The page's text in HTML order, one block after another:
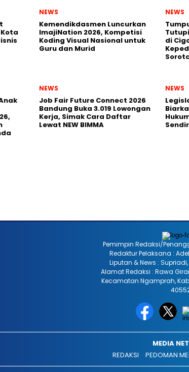
NEWS
Kemendikdasmen Luncurkan
ImajiNation 2026, Kompetisi
Koding Visual Nasional untuk
Guru dan Murid
NEWS
di
NEWS
Job Fair Future Connect 2026
Bandung Buka 3.019 Lowongan
Kerja, Simak Cara Daftar
Lewat NEW BIMMA
NEWS
Pemimpin Redaksi/
Redaktur Pelaksana :
Liputan & News :
Alamat Redaksi : Rawa
Kecamatan Ngamprah,
MEDIA
REDAKSI
PEDOMAN